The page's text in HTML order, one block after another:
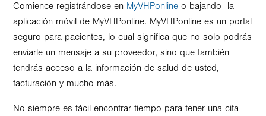
Comience registrándose en MyVHPonline o bajando la
aplicación móvil de MyVHPonline. MyVHPonline es un portal
seguro para pacientes, lo cual significa que no solo podrás
enviarle un mensaje a su proveedor, sino que también
tendrás acceso a la información de salud de usted,
facturación y mucho más.
No siempre es fácil encontrar tiempo para tener una cita